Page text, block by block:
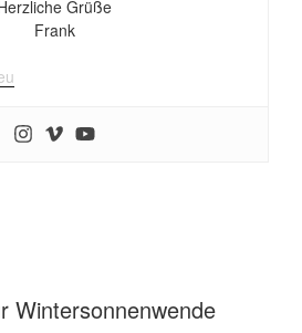
Grüße
Frank
Wintersonnenwende